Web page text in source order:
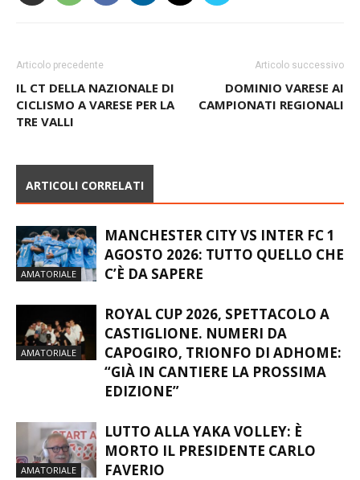
Articolo precedente
IL CT DELLA NAZIONALE DI
CICLISMO A VARESE PER LA
TRE VALLI
Articolo successivo
DOMINIO VARESE AI
CAMPIONATI REGIONALI
ARTICOLI CORRELATI
AMATORIALE
MANCHESTER CITY VS INTER FC 1
AGOSTO 2026: TUTTO QUELLO CHE
C’È DA SAPERE
AMATORIALE
ROYAL CUP 2026, SPETTACOLO A
CASTIGLIONE. NUMERI DA
CAPOGIRO, TRIONFO DI ADHOME:
“GIÀ IN CANTIERE LA PROSSIMA
EDIZIONE”
AMATORIALE
LUTTO ALLA YAKA VOLLEY: È
MORTO IL PRESIDENTE CARLO
FAVERIO